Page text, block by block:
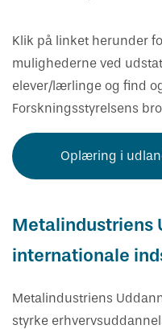
Klik på linket herunder
mulighederne ved
elever/lærlinge og find
Forskningsstyrelsens
Oplæring i
Metalindustriens
internationale
Metalindustriens
styrke